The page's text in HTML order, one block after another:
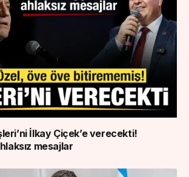
İlkay Çiçek’e verecekti!
mesajlar